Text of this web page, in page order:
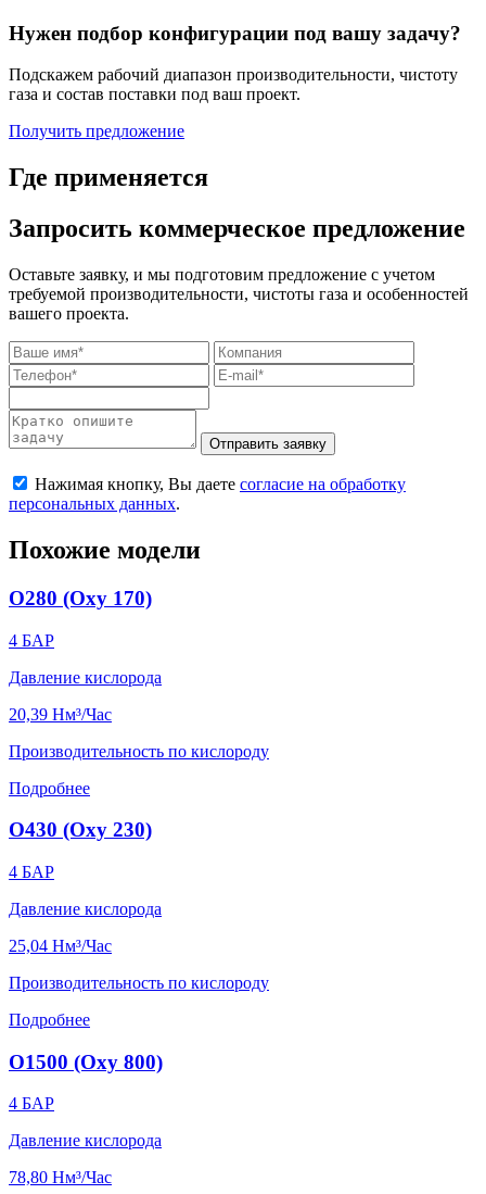
Нужен подбор конфигурации под вашу задачу?
Подскажем рабочий диапазон производительности, чистоту
газа и состав поставки под ваш проект.
Получить предложение
Где применяется
Запросить коммерческое предложение
Оставьте заявку, и мы подготовим предложение с учетом
требуемой производительности, чистоты газа и особенностей
вашего проекта.
Отправить заявку
Нажимая кнопку, Вы даете согласие на обработку
персональных данных.
Похожие модели
O280 (Oxy 170)
4 БАР
Давление кислорода
20,39 Нм³/Час
Производительность по кислороду
Подробнее
O430 (Oxy 230)
4 БАР
Давление кислорода
25,04 Нм³/Час
Производительность по кислороду
Подробнее
O1500 (Oxy 800)
4 БАР
Давление кислорода
78,80 Нм³/Час